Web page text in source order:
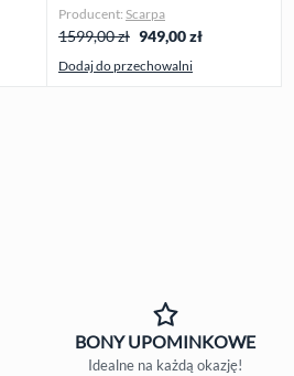
Producent: Scarpa
1599,00 zł 949,00zł
Dodaj do przechowalni
BONYUPOMINKOWE
Idealne na każdą okazję!